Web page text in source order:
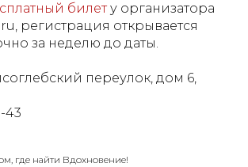
билету организатора
регистрация открывается
за неделю до даты.
переулок, дом 6,
43
где найти Вдохновение!